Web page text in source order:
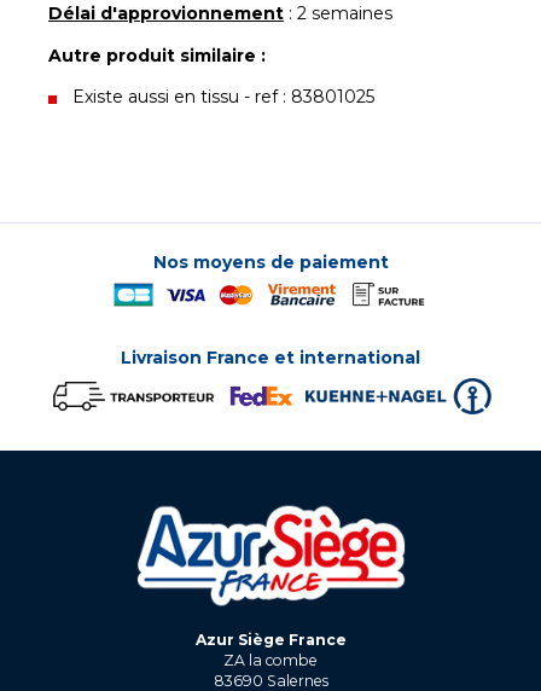
Délai d'approvionnement : 2 semaines
Autre produit similaire :
Existe aussi en tissu - ref : 83801025
Nos moyens de paiement
Livraison France et international
Azur Siège France
ZA la combe
83690 Salernes